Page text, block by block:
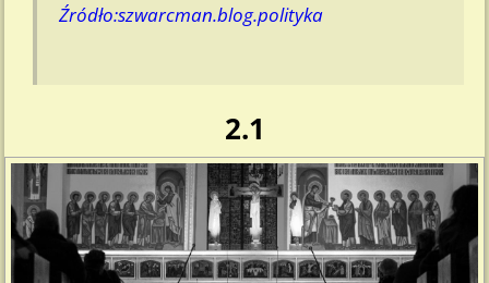
Źródło:szwarcman.blog.polityka
2.1